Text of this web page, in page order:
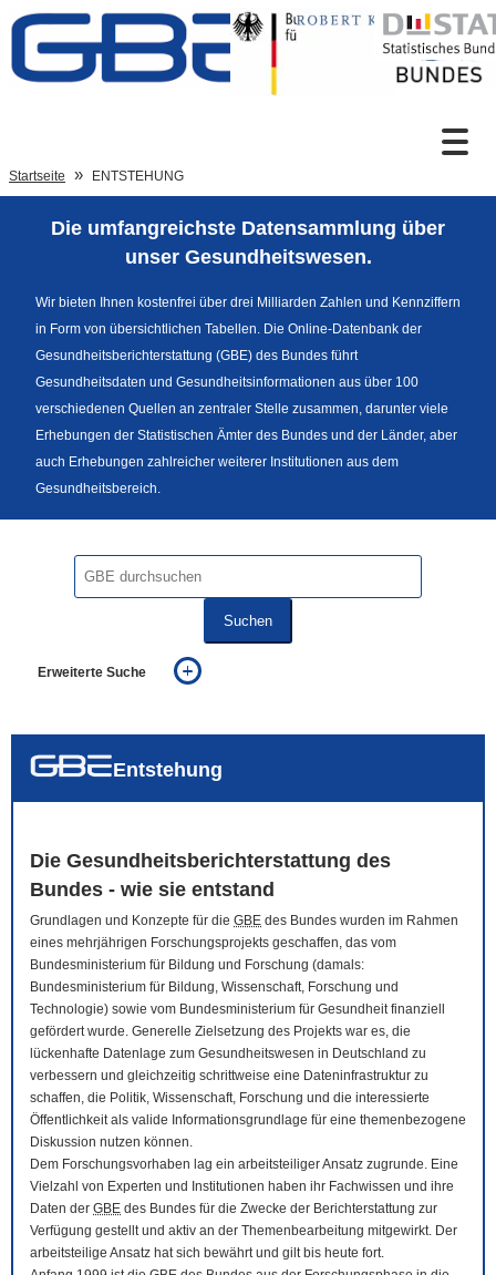
Zum Inhalt
Sprachumschaltung
Fußzeile
Startseite ENTSTEHUNG
Die umfangreichste Datensammlung über
unser Gesundheitswesen.
Wir bieten Ihnen kostenfrei über drei Milliarden Zahlen und Kennziffern
in Form von übersichtlichen Tabellen. Die Online-Datenbank der
Gesundheitsberichterstattung (GBE) des Bundes führt
Gesundheitsdaten und Gesundheitsinformationen aus über 100
verschiedenen Quellen an zentraler Stelle zusammen, darunter viele
Erhebungen der Statistischen Ämter des Bundes und der Länder, aber
auch Erhebungen zahlreicher weiterer Institutionen aus dem
Gesundheitsbereich.
Suchen
Erweiterte Suche
auch in allen Texten suchen (Volltextsuche)
Entstehung
Die Gesundheitsberichterstattung des
Bundes - wie sie entstand
Grundlagen und Konzepte für die GBE des Bundes wurden im Rahmen
eines mehrjährigen Forschungsprojekts geschaffen, das vom
Bundesministerium für Bildung und Forschung (damals:
Bundesministerium für Bildung, Wissenschaft, Forschung und
Technologie) sowie vom Bundesministerium für Gesundheit finanziell
gefördert wurde. Generelle Zielsetzung des Projekts war es, die
lückenhafte Datenlage zum Gesundheitswesen in Deutschland zu
verbessern und gleichzeitig schrittweise eine Dateninfrastruktur zu
schaffen, die Politik, Wissenschaft, Forschung und die interessierte
Öffentlichkeit als valide Informationsgrundlage für eine themenbezogene
Diskussion nutzen können.
Dem Forschungsvorhaben lag ein arbeitsteiliger Ansatz zugrunde. Eine
Vielzahl von Experten und Institutionen haben ihr Fachwissen und ihre
Daten der GBE des Bundes für die Zwecke der Berichterstattung zur
Verfügung gestellt und aktiv an der Themenbearbeitung mitgewirkt. Der
arbeitsteilige Ansatz hat sich bewährt und gilt bis heute fort.